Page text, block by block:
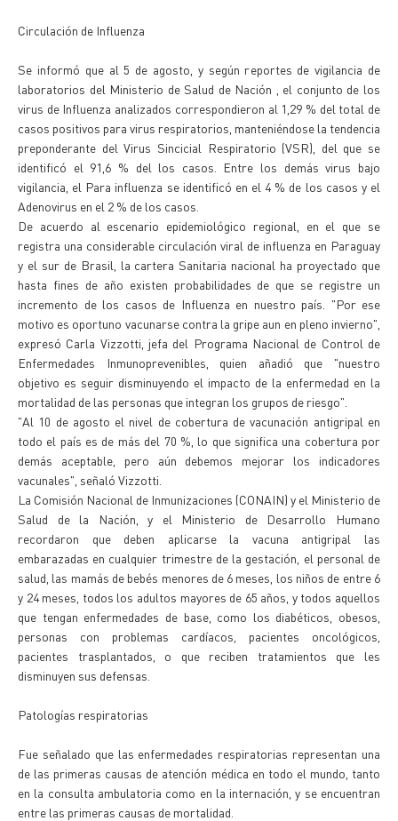
Circulación de Influenza
Se informó que al 5 de agosto, y según reportes de vigilancia de
laboratorios del Ministerio de Salud de Nación , el conjunto de los
virus de Influenza analizados correspondieron al 1,29 % del total de
casos positivos para virus respiratorios, manteniéndose la tendencia
preponderante del Virus Sincicial Respiratorio (VSR), del que se
identificó el 91,6 % del los casos. Entre los demás virus bajo
vigilancia, el Para influenza se identificó en el 4 % de los casos y el
Adenovirus en el 2 % de los casos.
De acuerdo al escenario epidemiológico regional, en el que se
registra una considerable circulación viral de influenza en Paraguay
y el sur de Brasil, la cartera Sanitaria nacional ha proyectado que
hasta fines de año existen probabilidades de que se registre un
incremento de los casos de Influenza en nuestro país. "Por ese
motivo es oportuno vacunarse contra la gripe aun en pleno invierno",
expresó Carla Vizzotti, jefa del Programa Nacional de Control de
Enfermedades Inmunoprevenibles, quien añadió que "nuestro
objetivo es seguir disminuyendo el impacto de la enfermedad en la
mortalidad de las personas que integran los grupos de riesgo".
"Al 10 de agosto el nivel de cobertura de vacunación antigripal en
todo el país es de más del 70 %, lo que significa una cobertura por
demás aceptable, pero aún debemos mejorar los indicadores
vacunales", señaló Vizzotti.
La Comisión Nacional de Inmunizaciones (CONAIN) y el Ministerio de
Salud de la Nación, y el Ministerio de Desarrollo Humano
recordaron que deben aplicarse la vacuna antigripal las
embarazadas en cualquier trimestre de la gestación, el personal de
salud, las mamás de bebés menores de 6 meses, los niños de entre 6
y 24 meses, todos los adultos mayores de 65 años, y todos aquellos
que tengan enfermedades de base, como los diabéticos, obesos,
personas con problemas cardíacos, pacientes oncológicos,
pacientes trasplantados, o que reciben tratamientos que les
disminuyen sus defensas.
Patologías respiratorias
Fue señalado que las enfermedades respiratorias representan una
de las primeras causas de atención médica en todo el mundo, tanto
en la consulta ambulatoria como en la internación, y se encuentran
entre las primeras causas de mortalidad.